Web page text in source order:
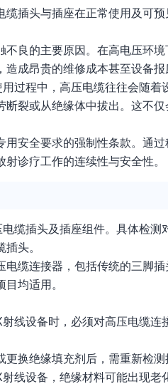
插头与插座在正常使用及可
良的主要原因。在高电压环
成昂贵的维修成本甚至设备报
过程中，高压电缆往往会随
裂或从绝缘体中拔出。这不
安全要求的强制性条款。通
诊疗工作的连续性与安全性。
缆插头及插座组件。具体检
头。
缆连接器，包括传统的三脚
均适用。
线设备时，必须对高压电缆
换绝缘填充剂后，需重新检
线设备，绝缘材料可能出现